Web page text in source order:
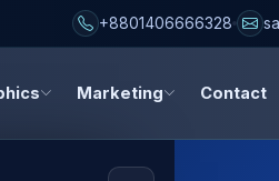
+8801406666328
Marketing Contact